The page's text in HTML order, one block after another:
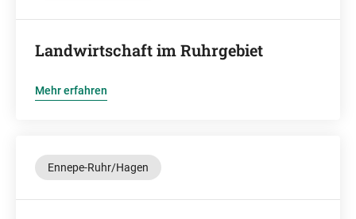
Landwirtschaft im Ruhrgebiet
Mehr erfahren
Ennepe-Ruhr/Hagen